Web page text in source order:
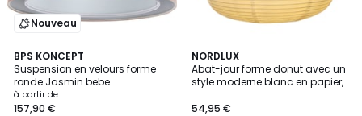
Nouveau
BPS KONCEPT
Suspension en velours forme
ronde Jasmin bebe
à partir de
157,90 €
NORDLUX
Abat-jour forme donut avec un
style moderne blanc en papier,
54,95 €